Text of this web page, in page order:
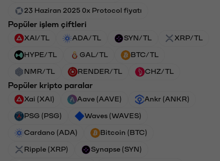
23 Haziran 2025 0x Protocol fiyatı
Popüler işlem çiftleri
XAI/TL ADA/TL SYN/TL XRP/TL
HYPE/TL GAL/TL BTC/TL
NMR/TL RENDER/TL CHZ/TL
Popüler kripto paralar
Xai (XAI) Aave (AAVE) Ankr (ANKR)
PSG (PSG) Waves (WAVES)
Cardano (ADA) Bitcoin (BTC)
Ripple (XRP) Synapse (SYN)